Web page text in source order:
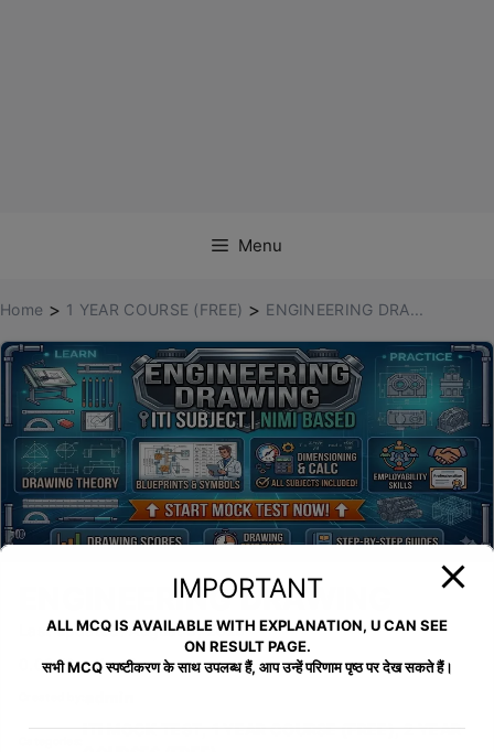
Menu
Home > 1 YEAR COURSE (FREE) > ENGINEERING DRA...
ENGINEERING DRAWING
Last updated: August 5, 2025
0.00 (0 ratings)
ITI MOCK TEST,1 YEAR COURSE (FREE),2 YEAR
IMPORTANT
ALL MCQ IS AVAILABLE WITH EXPLANATION, U CAN SEE
ON RESULT PAGE.
सभी MCQ स्पष्टीकरण के साथ उपलब्ध हैं, आप उन्हें परिणाम पृष्ठ पर देख सकते हैं।